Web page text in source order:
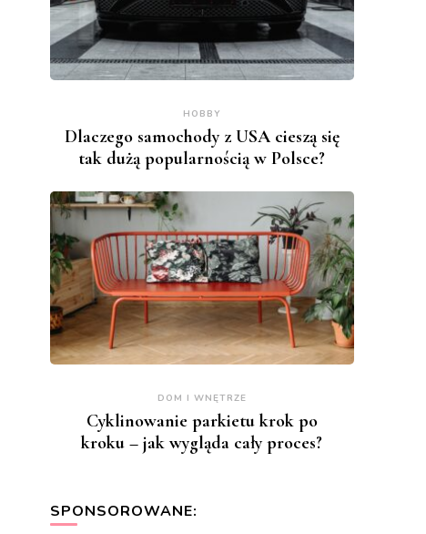
HOBBY
Dlaczego samochody z USA cieszą się
tak dużą popularnością w Polsce?
DOM I WNĘTRZE
Cyklinowanie parkietu krok po
kroku – jak wygląda cały proces?
SPONSOROWANE: